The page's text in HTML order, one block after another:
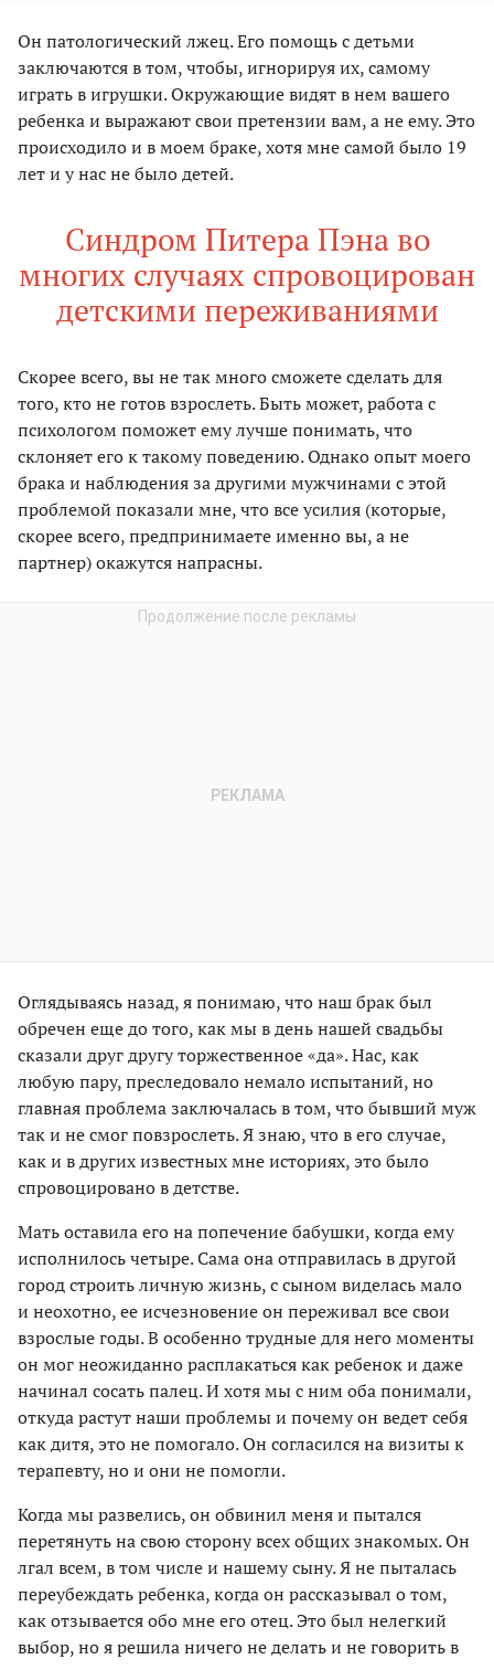
Он патологический лжец. Его помощь с детьми
заключаются в том, чтобы, игнорируя их, самому
играть в игрушки. Окружающие видят в нем вашего
ребенка и выражают свои претензии вам, а не ему. Это
происходило и в моем браке, хотя мне самой было 19
лет и у нас не было детей.
Синдром Питера Пэна во
многих случаях спровоцирован
детскими переживаниями
Скорее всего, вы не так много сможете сделать для
того, кто не готов взрослеть. Быть может, работа с
психологом поможет ему лучше понимать, что
склоняет его к такому поведению. Однако опыт моего
брака и наблюдения за другими мужчинами с этой
проблемой показали мне, что все усилия (которые,
скорее всего, предпринимаете именно вы, а не
партнер) окажутся напрасны.
Оглядываясь назад, я понимаю, что наш брак был
обречен еще до того, как мы в день нашей свадьбы
сказали друг другу торжественное «да». Нас, как
любую пару, преследовало немало испытаний, но
главная проблема заключалась в том, что бывший муж
так и не смог повзрослеть. Я знаю, что в его случае,
как и в других известных мне историях, это было
спровоцировано в детстве.
Мать оставила его на попечение бабушки, когда ему
исполнилось четыре. Сама она отправилась в другой
город строить личную жизнь, с сыном виделась мало
и неохотно, ее исчезновение он переживал все свои
взрослые годы. В особенно трудные для него моменты
он мог неожиданно расплакаться как ребенок и даже
начинал сосать палец. И хотя мы с ним оба понимали,
откуда растут наши проблемы и почему он ведет себя
как дитя, это не помогало. Он согласился на визиты к
терапевту, но и они не помогли.
Когда мы развелись, он обвинил меня и пытался
перетянуть на свою сторону всех общих знакомых. Он
лгал всем, в том числе и нашему сыну. Я не пыталась
переубеждать ребенка, когда он рассказывал о том,
как отзывается обо мне его отец. Это был нелегкий
выбор, но я решила ничего не делать и не говорить в